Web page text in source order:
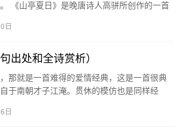
《山亭夏日》是晚唐诗人高骈所创作的一首
日
出处和全诗赏析）
那就是一首难得的爱情经典，这是一首很典
于南朝才子江淹。贯休的模仿也是同样经
日